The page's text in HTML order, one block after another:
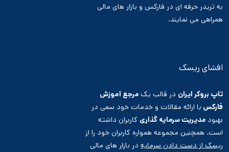
به تریدر حرفه ای در فارکس و بازار های مالی
همراهی می نمایند.
افشای ریسک
تاپ بروکر ایران در قالب یک مرجع آموزش
فارکس با ارائه مقالات و خدمات خود سعی در
بهبود مدیریت سرمایه گذاری کاربران داشته
است. همچنین مجموعه همواره کاربران خود را از
ریسک از دست دادن سرمایه در بازار های مالی